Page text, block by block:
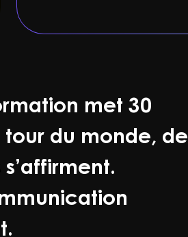
met 30
du monde, de